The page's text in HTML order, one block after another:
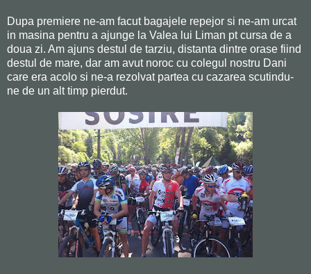
Dupa premiere ne-am facut bagajele repejor si ne-am urcat
in masina pentru a ajunge la Valea lui Liman pt cursa de a
doua zi. Am ajuns destul de tarziu, distanta dintre orase fiind
destul de mare, dar am avut noroc cu colegul nostru Dani
care era acolo si ne-a rezolvat partea cu cazarea scutindu-
ne de un alt timp pierdut.